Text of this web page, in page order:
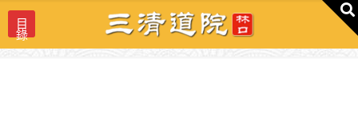
目
錄